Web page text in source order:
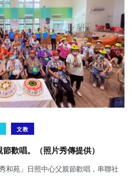
文教
歡唱。（照片秀傳提供）
和苑」日照中心父親節歡唱，串聯社